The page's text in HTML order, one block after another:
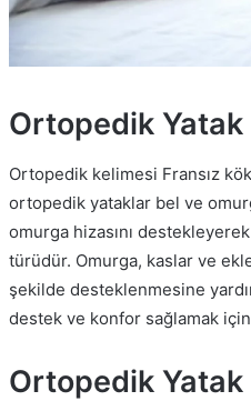
Ortopedik
Ortopedik kelimesi Fransız
ortopedik yataklar bel ve
omurga hizasını
türüdür. Omurga, kaslar ve
şekilde desteklenmesine
destek ve konfor sağlamak
Ortopedik Yatak